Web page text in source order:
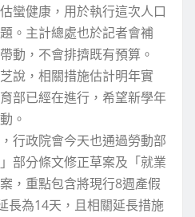
蠻健康，用於執行這次人口
。主計總處也於記者會補
動，不會排擠既有預算。
說，相關措施估計明年實
部已經在進行，希望新學年
。
行政院會今天也通過勞動部
部分條文修正草案及「就業
，重點包含將現行8週產假
長為14天，且相關延長措施